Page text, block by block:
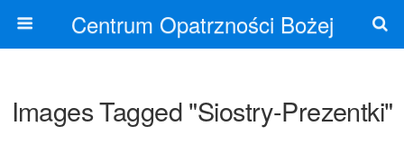
Centrum Opatrzności Bożej
Images Tagged "siostry-Prezentki"